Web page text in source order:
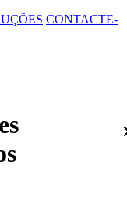
CONTACTE-